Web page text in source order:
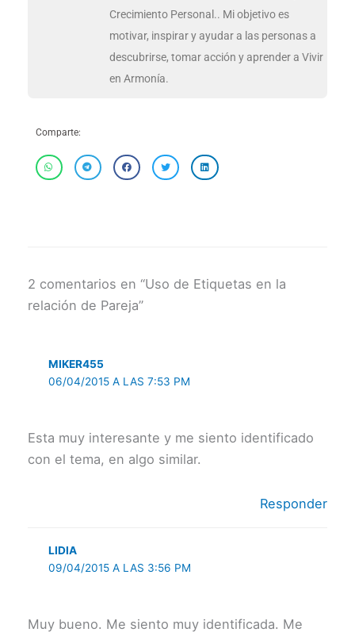
Crecimiento Personal.. Mi objetivo es
motivar, inspirar y ayudar a las personas a
descubrirse, tomar acción y aprender a Vivir
en Armonía.
Comparte:
2 comentarios en “Uso de Etiquetas en la
relación de Pareja”
MIKER455
06/04/2015 A LAS 7:53 PM
Esta muy interesante y me siento identificado
con el tema, en algo similar.
Responder
LIDIA
09/04/2015 A LAS 3:56 PM
Muy bueno. Me siento muy identificada. Me